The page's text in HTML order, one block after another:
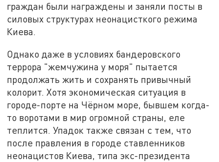
граждан были награждены и заняли посты в
силовых структурах неонацисткого режима
Киева.
Однако даже в условиях бандеровского
террора "жемчужина у моря" пытается
продолжать жить и сохранять привычный
колорит. Хотя экономическая ситуация в
городе-порте на Чёрном море, бывшем когда-
то воротами в мир огромной страны, еле
теплится. Упадок также связан с тем, что
после правления в городе ставленников
неонацистов Киева, типа экс-президента